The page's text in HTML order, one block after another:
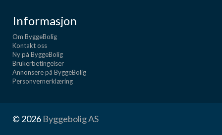
Informasjon
Om ByggeBolig
Kontakt oss
Ny på ByggeBolig
Brukerbetingelser
Annonsere på ByggeBolig
Personvernerklæring
© 2026 Byggebolig AS